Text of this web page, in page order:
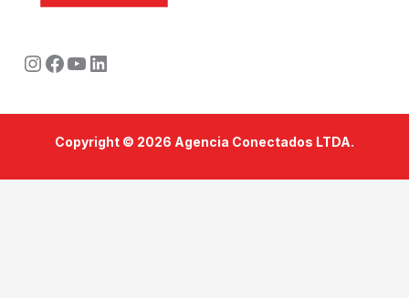
Instagram
Facebook
Youtube
LinkedIn
Copyright © 2026 Agencia Conectados LTDA.